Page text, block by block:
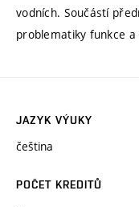
vodních. Součástí
problematiky funkce
JAZYK VÝUKY
čeština
POČET KREDITŮ